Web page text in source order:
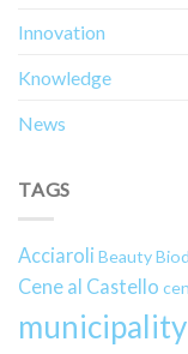
Innovation
Knowledge
News
TAGS
Acciaroli Beauty
Cene al Castello